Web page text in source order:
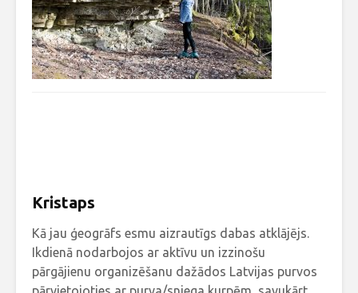
Kristaps
Kā jau ģeogrāfs esmu aizrautīgs dabas atklājējs.
Ikdienā nodarbojos ar aktīvu un izzinošu
pārgājienu organizēšanu dažādos Latvijas purvos